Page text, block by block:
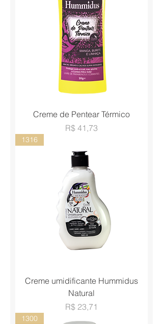
Creme de Pentear Térmico
Preço
R$ 41,73
1316
Creme umidificante Hummidus
Natural
Preço
R$ 23,71
1300